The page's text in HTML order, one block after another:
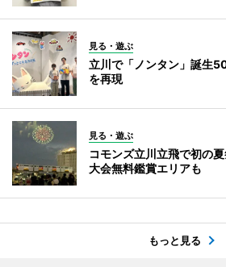
見る・遊ぶ
立川で「ノンタン」誕生
を再現
見る・遊ぶ
コモンズ立川立飛で初の
大会無料鑑賞エリアも
もっと見る